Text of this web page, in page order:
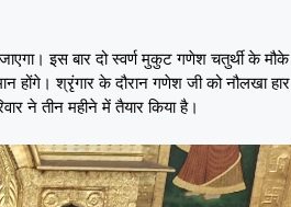
इस बार दो स्वर्ण मुकुट गणेश चतुर्थी के मौके
होंगे। श्रृंगार के दौरान गणेश जी को नौलखा हार
ने तीन महीने में तैयार किया है।